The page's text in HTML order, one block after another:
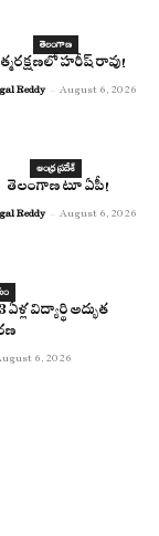
తెలంగాణ
హరీష్ రావు!
Reddy - August 6, 2026
ఆంధ్ర ప్రదేశ్
తెలంగాణ టూ ఏపీ!
Reddy - August 6, 2026
విద్యార్థి అద్భుత
6, 2026